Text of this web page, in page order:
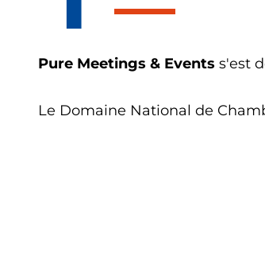
Pure Meetings & Events s'est
Le Domaine National de